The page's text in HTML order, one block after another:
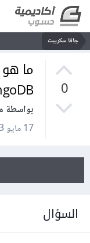
جافا سكريبت
0
بواسطة
17 مايو 2023
السؤال